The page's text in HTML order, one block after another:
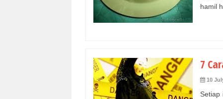
hamil
7
10
Setiap